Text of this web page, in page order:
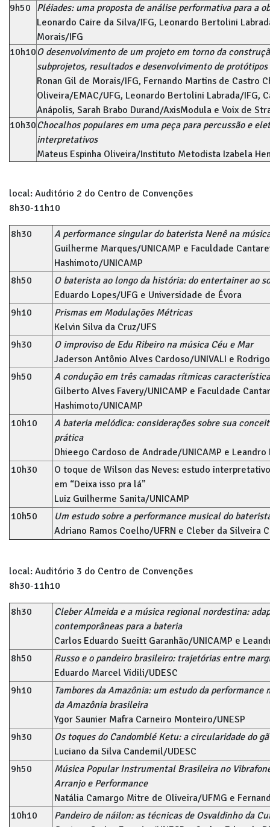
9h50 Pléiades: uma proposta de análise performativa para a
Leonardo Caire da Silva/IFG, Leonardo Bertolini
Morais/IFG
10h10O desenvolvimento de um projeto em torno da
subprojetos, resultados e desenvolvimento de protótipos
Ronan Gil de Morais/IFG, Fernando Martins de Castro
Oliveira/EMAC/UFG, Leonardo Bertolini Labrada/IFG,
Anápolis, Sarah Brabo Durand/AxisModula e Voix de
10h30 Chocalhos populares em uma peça para percussão e
interpretativos
Mateus Espinha Oliveira/Instituto Metodista Izabela
local: Auditório 2 do Centro de Convenções
8h30-11h10
8h30
A performance singular do baterista Nenê na
Guilherme Marques/UNICAMP e Faculdade
Hashimoto/UNICAMP
8h50
O baterista ao longo da história: do entertainer ao
Eduardo Lopes/UFG e Universidade de Évora
9h10
Prismas em Modulações Métricas
Kelvin Silva da Cruz/UFS
9h30
O improviso de Edu Ribeiro na música Céu e Mar
Jaderson Antônio Alves Cardoso/UNIVALI e
9h50
A condução em três camadas rítmicas
Gilberto Alves Favery/UNICAMP e Faculdade
Hashimoto/UNICAMP
10h10
A bateria melódica: considerações sobre sua
prática
Dhieego Cardoso de Andrade/UNICAMP e Leandro
10h30
O toque de Wilson das Neves: estudo
em “Deixa isso pra lá”
Luiz Guilherme Sanita/UNICAMP
10h50
Um estudo sobre a performance musical do
Adriano Ramos Coelho/UFRN e Cleber da Silveira
local: Auditório 3 do Centro de Convenções
8h30-11h10
8h30
Cleber Almeida e a música regional nordestina:
contemporâneas para a bateria
Carlos Eduardo Sueitt Garanhão/UNICAMP e
8h50
Russo e o pandeiro brasileiro: trajetórias entre
Eduardo Marcel Vidili/UDESC
9h10
Tambores da Amazônia: um estudo da
da Amazônia brasileira
Ygor Saunier Mafra Carneiro Monteiro/UNESP
9h30
Os toques do Candomblé Ketu: a circularidade do
Luciano da Silva Candemil/UDESC
9h50
Música Popular Instrumental Brasileira no
Arranjo e Performance
Natália Camargo Mitre de Oliveira/UFMG e
10h10
Pandeiro de náilon: as técnicas de Osvaldinho da